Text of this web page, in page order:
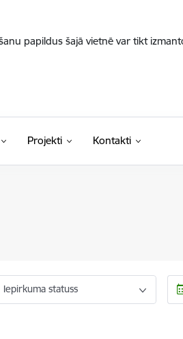
papildus šajā vietnē var tikt
Projekti Kontakti
Iepirkuma statuss